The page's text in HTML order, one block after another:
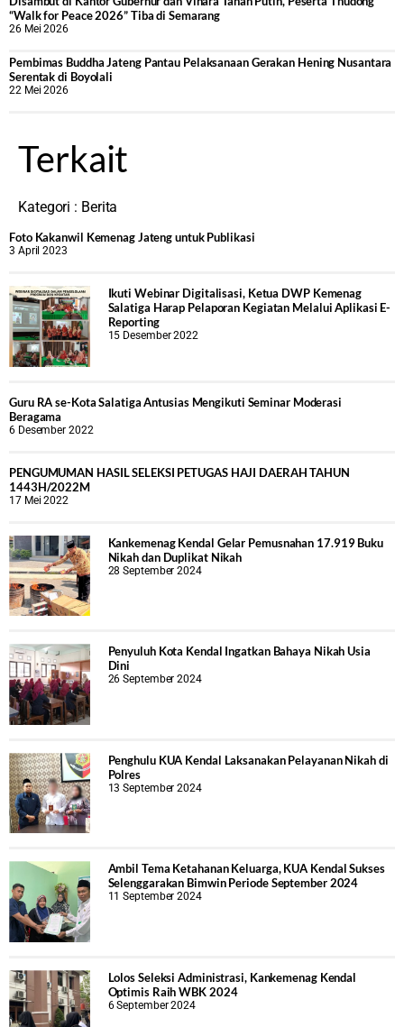
“Walk for Peace 2026” Tiba di Semarang
26 Mei 2026
‎Pembimas Buddha Jateng Pantau Pelaksanaan Gerakan Hening Nusantara
Serentak di Boyolali
22 Mei 2026
Terkait
Kategori : Berita
Foto Kakanwil Kemenag Jateng untuk Publikasi
3 April 2023
Ikuti Webinar Digitalisasi, Ketua DWP Kemenag
Salatiga Harap Pelaporan Kegiatan Melalui Aplikasi E-
Reporting
15 Desember 2022
Guru RA se-Kota Salatiga Antusias Mengikuti Seminar Moderasi
Beragama
6 Desember 2022
PENGUMUMAN HASIL SELEKSI PETUGAS HAJI DAERAH TAHUN
1443H/2022M
17 Mei 2022
Kankemenag Kendal Gelar Pemusnahan 17.919 Buku
Nikah dan Duplikat Nikah
28 September 2024
Penyuluh Kota Kendal Ingatkan Bahaya Nikah Usia
Dini
26 September 2024
Penghulu KUA Kendal Laksanakan Pelayanan Nikah di
Polres
13 September 2024
Ambil Tema Ketahanan Keluarga, KUA Kendal Sukses
Selenggarakan Bimwin Periode September 2024
11 September 2024
Lolos Seleksi Administrasi, Kankemenag Kendal
Optimis Raih WBK 2024
6 September 2024